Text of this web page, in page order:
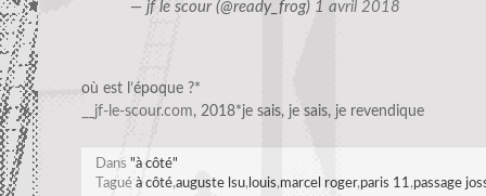
— jf le scour (@ready_frog) 1 avril 2018
où est l’époque ?*
__jf-le-scour.com, 2018*je sais, je sais, je revendique
Dans "à côté"
Tagué à côté,auguste lsu,louis,marcel roger,paris 11,passage